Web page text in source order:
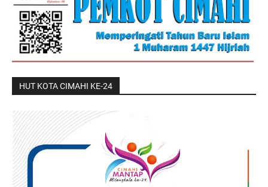
HUT KOTA CIMAHI KE-24